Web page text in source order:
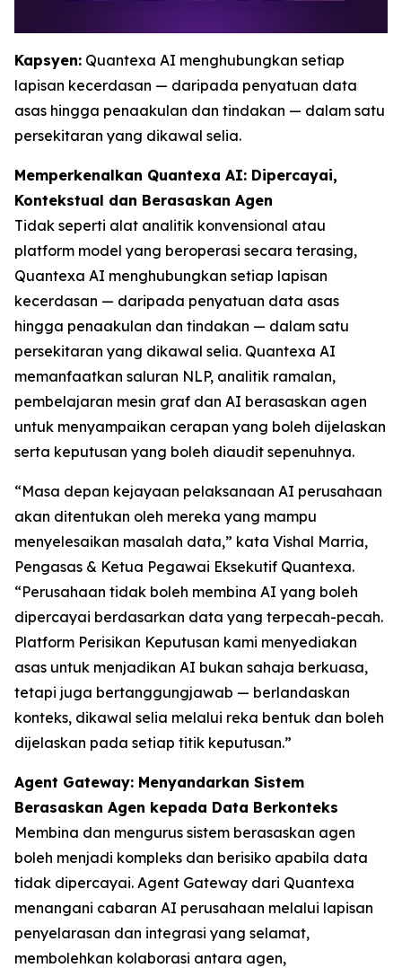
Kapsyen: Quantexa AI menghubungkan setiap
lapisan kecerdasan — daripada penyatuan data
asas hingga penaakulan dan tindakan — dalam satu
persekitaran yang dikawal selia.
Memperkenalkan Quantexa AI: Dipercayai,
Kontekstual dan Berasaskan Agen
Tidak seperti alat analitik konvensional atau
platform model yang beroperasi secara terasing,
Quantexa AI menghubungkan setiap lapisan
kecerdasan — daripada penyatuan data asas
hingga penaakulan dan tindakan — dalam satu
persekitaran yang dikawal selia. Quantexa AI
memanfaatkan saluran NLP, analitik ramalan,
pembelajaran mesin graf dan AI berasaskan agen
untuk menyampaikan cerapan yang boleh dijelaskan
serta keputusan yang boleh diaudit sepenuhnya.
“Masa depan kejayaan pelaksanaan AI perusahaan
akan ditentukan oleh mereka yang mampu
menyelesaikan masalah data,” kata Vishal Marria,
Pengasas & Ketua Pegawai Eksekutif Quantexa.
“Perusahaan tidak boleh membina AI yang boleh
dipercayai berdasarkan data yang terpecah-pecah.
Platform Perisikan Keputusan kami menyediakan
asas untuk menjadikan AI bukan sahaja berkuasa,
tetapi juga bertanggungjawab — berlandaskan
konteks, dikawal selia melalui reka bentuk dan boleh
dijelaskan pada setiap titik keputusan.”
Agent Gateway: Menyandarkan Sistem
Berasaskan Agen kepada Data Berkonteks
Membina dan mengurus sistem berasaskan agen
boleh menjadi kompleks dan berisiko apabila data
tidak dipercayai. Agent Gateway dari Quantexa
menangani cabaran AI perusahaan melalui lapisan
penyelarasan dan integrasi yang selamat,
membolehkan kolaborasi antara agen,